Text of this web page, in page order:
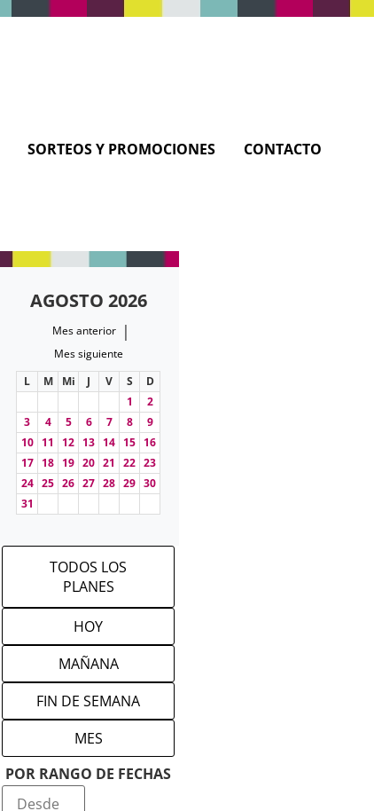
SORTEOS Y PROMOCIONES CONTACTO
AGOSTO 2026
Mes anterior |
Mes siguiente
L
M Mi J V S
D
1
2
3
4 5 6 7 8
9
10 11 12 13 14 15 16
17 18 19 20 21 22 23
24 25 26 27 28 29 30
31
TODOS LOS
PLANES
HOY
MAÑANA
FIN DE SEMANA
MES
POR RANGO DE FECHAS